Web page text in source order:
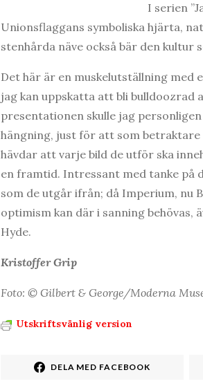
I serien
Unionsflaggans symboliska hjärta,
stenhårda näve också bär den
Det här är en muskelutställning med
jag kan uppskatta att bli bulldoozrad
presentationen skulle jag
hängning, just för att som betraktare
hävdar att varje bild de utför ska
en framtid. Intressant med tanke på
som de utgår ifrån; då Imperium, nu
optimism kan där i sanning
Hyde.
Kristoffer Grip
Foto: © Gilbert & George/Moderna
Utskriftsvänlig version
DELA MED FACEBOOK